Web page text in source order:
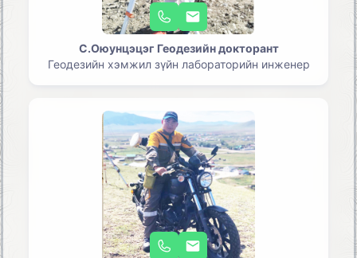
С.Оюунцэцэг Геодезийн докторант
Геодезийн хэмжил зүйн лабораторийн инженер